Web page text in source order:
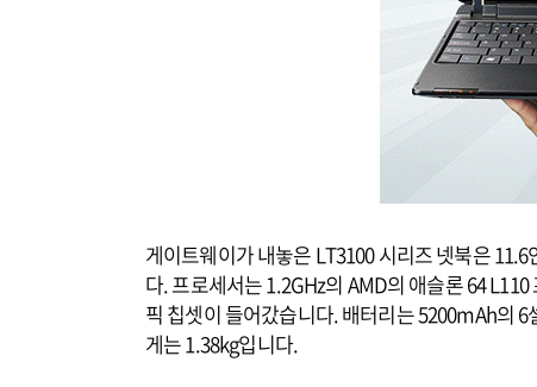
게이트웨이가 내놓은 LT3100 시리즈 넷북은
다. 프로세서는 1.2GHz의 AMD의 애슬론 64
픽 칩셋이 들어갔습니다. 배터리는 5200mAh의
게는 1.38kg입니다.